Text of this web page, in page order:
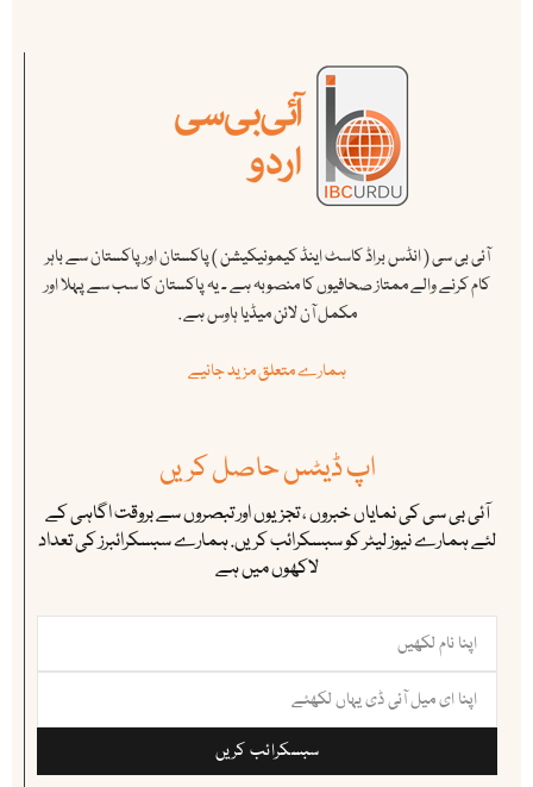
آئی بی سی ( انڈس براڈ کاسٹ اینڈ کیمونیکیشن ) پاکستان اور پاکستان سے باہر
کام کرنے والے ممتاز صحافیوں کا منصوبہ ہے ۔ یہ پاکستان کا سب سے پہلا اور
مکمل آن لائن میڈیا ہاوس ہے .
ہمارے متعلق مزید جانیے
اپ ڈیٹس حاصل کریں
آئی بی سی کی نمایاں خبروں ، تجزیوں اور تبصروں سے بروقت اگاہی کے
لئے ہمارے نیوز لیٹر کو سبسکرائب کریں. ہمارے سبسکرائبرز کی تعداد
لاکھوں میں ہے
سبسکرائب کریں